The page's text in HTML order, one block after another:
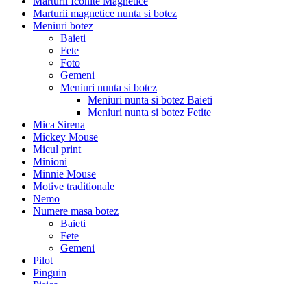
Marturii magnetice nunta si botez
Meniuri botez
Baieti
Fete
Foto
Gemeni
Meniuri nunta si botez
Meniuri nunta si botez Baieti
Meniuri nunta si botez Fetite
Mica Sirena
Mickey Mouse
Micul print
Minioni
Minnie Mouse
Motive traditionale
Nemo
Numere masa botez
Baieti
Fete
Gemeni
Pilot
Pinguin